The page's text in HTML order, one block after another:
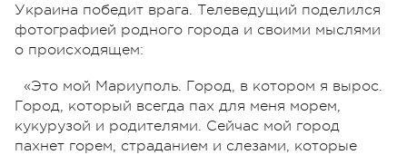
Украина победит врага. Телеведущий поделился
фотографией родного города и своими мыслями
о происходящем:
«Это мой Мариуполь. Город, в котором я вырос.
Город, который всегда пах для меня морем,
кукурузой и родителями. Сейчас мой город
пахнет горем, страданием и слезами, которые